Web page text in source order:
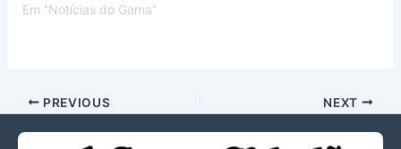
Em "Notícias do Gama"
PREVIOUS NEXT